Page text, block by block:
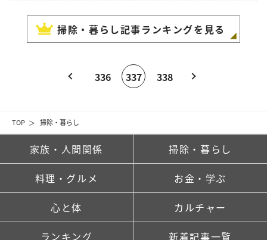
TOP 掃除・暮らし
掃除・暮らし記事ランキングを見る
336 337 338
家族・人間関係 掃除・暮らし
料理・グルメ お金・学ぶ
心と体 カルチャー
ランキング 新着記事一覧